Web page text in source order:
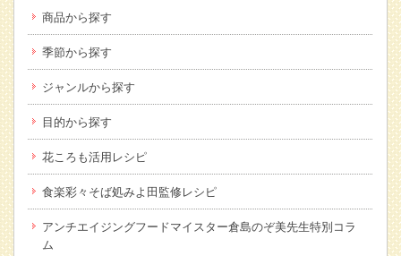
商品から探す
季節から探す
ジャンルから探す
目的から探す
花ころも活用レシピ
食楽彩々そば処みよ田監修レシピ
アンチエイジングフードマイスター倉島のぞ美先生特別コラ
ム